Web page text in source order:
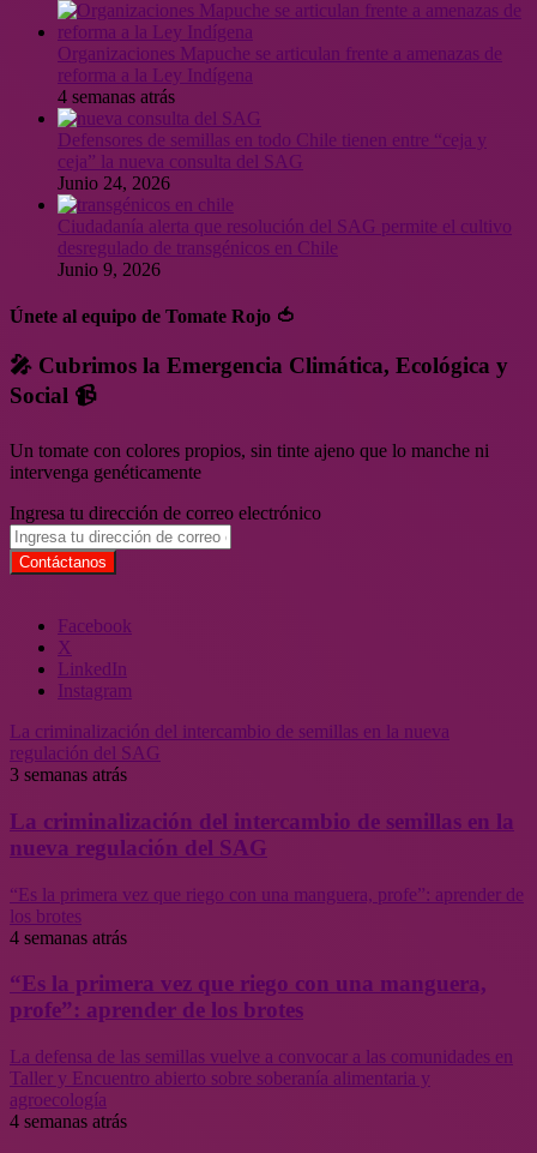
Organizaciones Mapuche se articulan frente a amenazas de
reforma a la Ley Indígena
4 semanas atrás
Defensores de semillas en todo Chile tienen entre “ceja y
ceja” la nueva consulta del SAG
Junio 24, 2026
Ciudadanía alerta que resolución del SAG permite el cultivo
desregulado de transgénicos en Chile
Junio 9, 2026
Únete al equipo de Tomate Rojo 🍅
🎤 Cubrimos la Emergencia Climática, Ecológica y
Social 📹
Un tomate con colores propios, sin tinte ajeno que lo manche ni
intervenga genéticamente
Ingresa tu dirección de correo electrónico
Facebook
X
LinkedIn
Instagram
La criminalización del intercambio de semillas en la nueva
regulación del SAG
3 semanas atrás
La criminalización del intercambio de semillas en la
nueva regulación del SAG
“Es la primera vez que riego con una manguera, profe”: aprender de
los brotes
4 semanas atrás
“Es la primera vez que riego con una manguera,
profe”: aprender de los brotes
La defensa de las semillas vuelve a convocar a las comunidades en
Taller y Encuentro abierto sobre soberanía alimentaria y
agroecología
4 semanas atrás